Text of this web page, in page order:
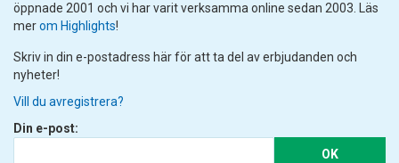
öppnade 2001 och vi har varit verksamma online sedan 2003. Läs
merom Highlights!
Skriv in din e-postadress här för att ta del av erbjudanden och
nyheter!
Vill du avregistrera?
Din e-post:
OK